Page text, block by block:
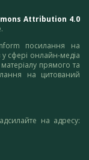
Attribution 4.0
посилання на
у сфері онлайн-медіа
прямого та
на цитований
на адресу: